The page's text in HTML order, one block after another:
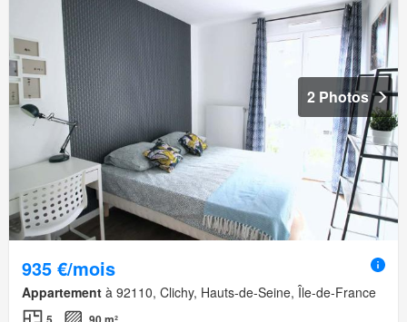
2 Photos
935 €/mois
Appartement à 92110, Clichy, Hauts-de-Seine, Île-de-France